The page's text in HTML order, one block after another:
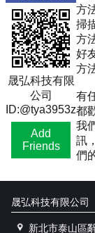
晟弘科技有限
公司
ID:@tya3953z
Add
Friends
方
掃
方
好
方
有
都
我
訊
們
晟弘科技有限公司
新北市泰山區